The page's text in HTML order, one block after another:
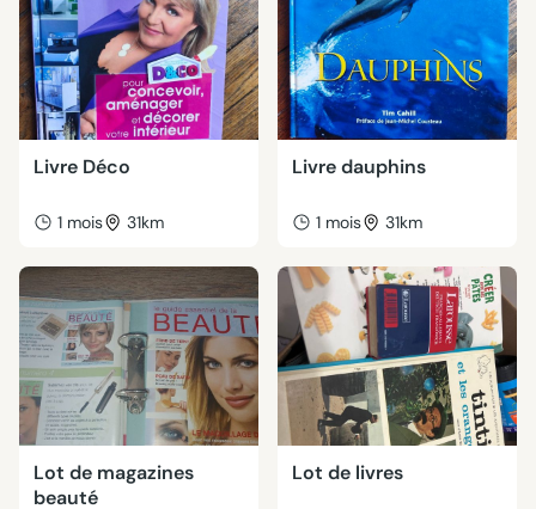
Livre Déco
1 mois 31km
Livre dauphins
1 mois 31km
Lot de magazines
beauté
Lot de livres